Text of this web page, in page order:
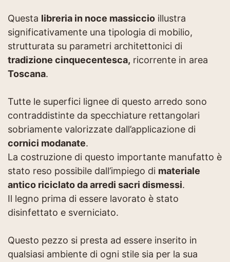
Questa libreria in noce massiccio illustra
significativamente una tipologia di mobilio,
strutturata su parametri architettonici di
tradizione cinquecentesca, ricorrente in area
Toscana.
Tutte le superfici lignee di questo arredo sono
contraddistinte da specchiature rettangolari
sobriamente valorizzate dall’applicazione di
cornici modanate.
La costruzione di questo importante manufatto è
stato reso possibile dall’impiego di materiale
antico riciclato da arredi sacri dismessi.
Il legno prima di essere lavorato è stato
disinfettato e sverniciato.
Questo pezzo si presta ad essere inserito in
qualsiasi ambiente di ogni stile sia per la sua